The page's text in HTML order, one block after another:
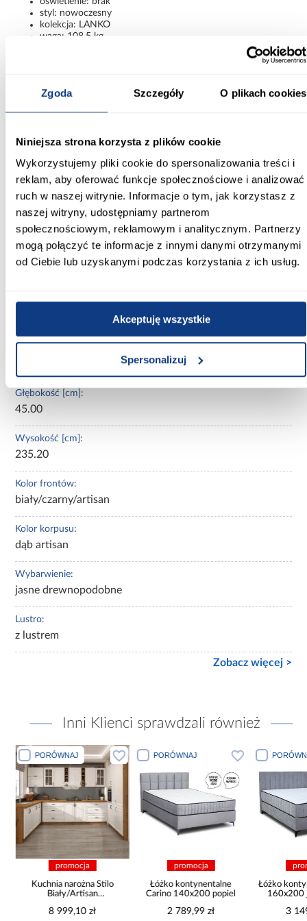
Zgoda Szczegóły O plikach cookies
Niniejsza strona korzysta z plików cookie
Wykorzystujemy pliki cookie do spersonalizowania treści i
reklam, aby oferować funkcje społecznościowe i analizować
ruch w naszej witrynie. Informacje o tym, jak korzystasz z
naszej witryny, udostępniamy partnerom
społecznościowym, reklamowym i analitycznym. Partnerzy
mogą połączyć te informacje z innymi danymi otrzymanymi
od Ciebie lub uzyskanymi podczas korzystania z ich usług.
Akceptuję wszystkie
Spersonalizuj
styl: nowoczesny
kolekcja: LANKO
waga: 108,5 kg
Szafa Lanko 2-160 artisan to połączenie eleganckiego designu,
praktycznych rozwiązań oraz bardzo dużej przestrzeni do
przechowywania. Lustro, przesuwne drzwi i kontrastowe
zapewnia wygodę użytkowania każdego dnia.
Informacje Transport Informacje o
Kształt:
proste
Rodzaj drzwi:
Oświetlenie:
Szerokość [cm]:
Głębokość [cm]:
45.00
Wysokość [cm]:
235.20
Kolor frontów:
biały/czarny/artisan
Kolor korpusu:
dąb artisan
Wybarwienie:
jasne drewnopodobne
Lustro:
z lustrem
Zobacz więcej >
Inni Klienci sprawdzali również
PORÓWNAJ
promocja
Kuchnia narożna Stilo
Biały/Artisan
8 999,10 zł
PORÓWNAJ
promocja
Łóżko kontynentalne
Carino 140x200 popiel
2 789,99 zł
Łóżko
160x200
3